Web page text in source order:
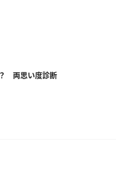
両思い度診断